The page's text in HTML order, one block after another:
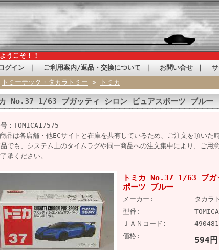
うこそ！！
グイン ご利用案内/返品・交換について お問い合せ
トミーテック・タカラトミー > トミカ
カ No.37 1/63 ブガッティ シロン ピュアスポーツ ブルー
：TOMICA17575
品は各店舗・他ECサイトと在庫を共有しているため、ご注文を頂いた
でも、システム上のタイムラグや同一商品への注文集中により、ご用
承ください。
トミカ No.37 1/63 ブガ
ポーツ ブルー
メーカー:
タカラ
型番:
ＪＡＮコード:
価格:
594円